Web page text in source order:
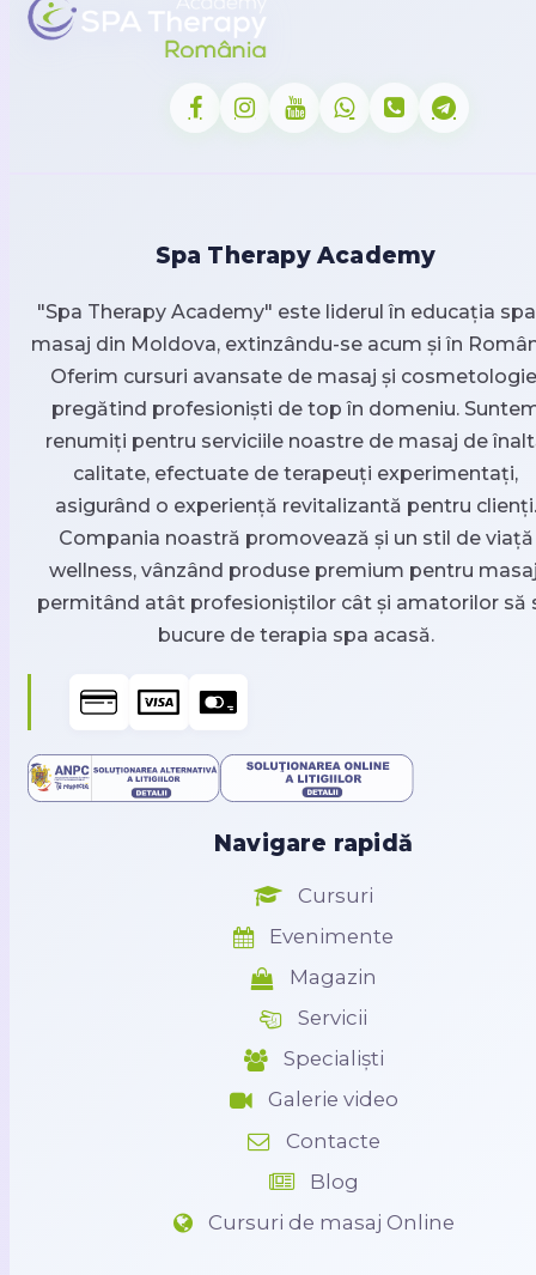
Spa Therapy Academy
"Spa Therapy Academy" este liderul în educația
masaj din Moldova, extinzându-se acum și în
Oferim cursuri avansate de masaj și
pregătind profesioniști de top în domeniu.
renumiți pentru serviciile noastre de masaj de
calitate, efectuate de terapeuți experimentați,
asigurând o experiență revitalizantă pentru clienți.
Compania noastră promovează și un stil de viață
wellness, vânzând produse premium pentru
permitând atât profesioniștilor cât și amatorilor să
bucure de terapia spa acasă.
Navigare rapidă
Cursuri
Evenimente
Magazin
Servicii
Specialiști
Galerie video
Contacte
Blog
Cursuri de masaj Online